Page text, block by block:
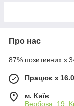
Про нас
87% позитивних з
Працює з
м. Київ
Вербова, 19,